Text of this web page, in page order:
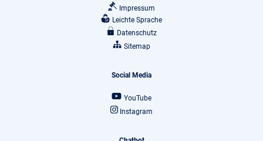
Impressum
Leichte Sprache
Datenschutz
Sitemap
Social Media
YouTube
Instagram